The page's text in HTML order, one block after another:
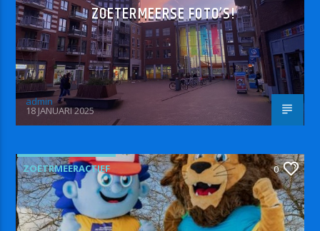
ZOETERMEERSE FOTO’S!
admin
18 JANUARI 2025
ZOETRMEERACTIEF 0